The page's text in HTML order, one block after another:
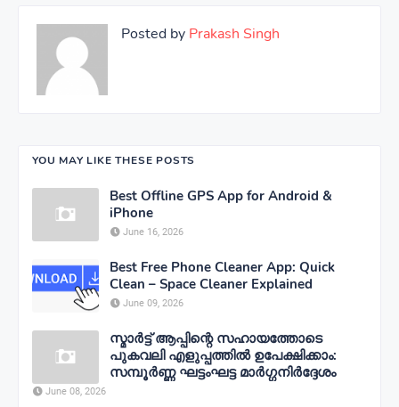
Posted by Prakash Singh
YOU MAY LIKE THESE POSTS
Best Offline GPS App for Android &
iPhone
June 16, 2026
Best Free Phone Cleaner App: Quick
Clean – Space Cleaner Explained
June 09, 2026
സ്മാർട്ട് ആപ്പിന്റെ സഹായത്തോടെ
പുകവലി എളുപ്പത്തിൽ ഉപേക്ഷിക്കാം:
സമ്പൂർണ്ണ ഘട്ടംഘട്ട മാർഗ്ഗനിർദ്ദേശം
June 08, 2026